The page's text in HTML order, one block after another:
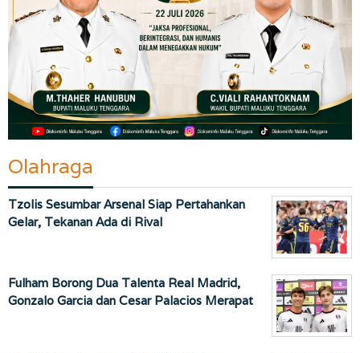
Olahraga
Tzolis Sesumbar Arsenal Siap Pertahankan
Gelar, Tekanan Ada di Rival
Fulham Borong Dua Talenta Real Madrid,
Gonzalo Garcia dan Cesar Palacios Merapat